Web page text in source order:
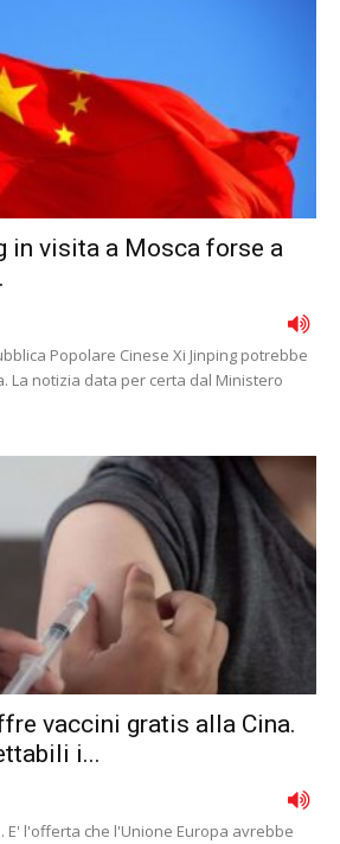
in visita a Mosca forse a
Popolare Cinese Xi Jinping potrebbe
La notizia data per certa dal Ministero
vaccini gratis alla Cina.
i...
E' l'offerta che l'Unione Europa avrebbe